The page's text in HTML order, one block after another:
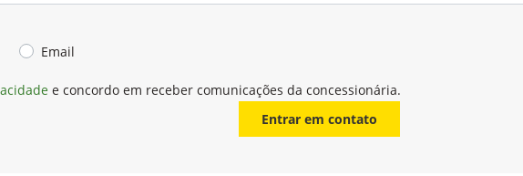
Email
e concordo em receber comunicações da concessionária.
Entrar em contato